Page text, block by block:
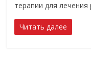
терапии для лечения
Читать далее